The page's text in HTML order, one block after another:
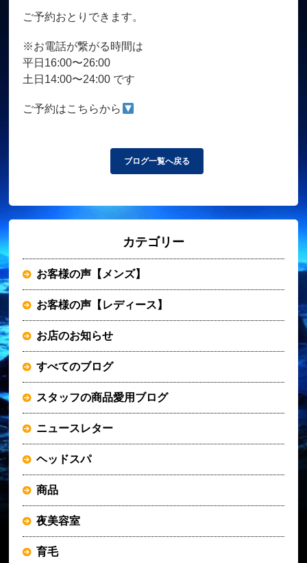
ご予約おとりできます。
※お電話が繋がる時間は
平日16:00〜26:00
土日14:00〜24:00 です
ご予約はこちらから
ブログ一覧へ戻る
カテゴリー
お客様の声【メンズ】
お客様の声【レディース】
お店のお知らせ
すべてのブログ
スタッフの商品愛用ブログ
ニュースレター
ヘッドスパ
商品
夜美容室
育毛